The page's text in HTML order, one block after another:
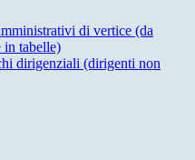
di vertice (da
in tabelle)
dirigenziali (dirigenti non